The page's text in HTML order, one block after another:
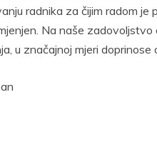
radnika za čijim radom
Na naše
u značajnoj mjeri